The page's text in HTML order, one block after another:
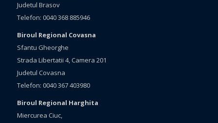
Judetul Brasov
Telefon: 0040 368 885946
Biroul Regional Covasna
Sfantu Gheorghe
Strada Libertatii 4, Camera 201
Judetul Covasna
Telefon: 0040 367 403980
Biroul Regional Harghita
Miercurea Ciuc,